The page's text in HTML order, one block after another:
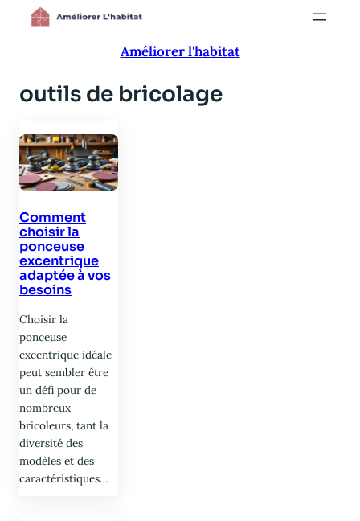
Aller
Améliorer l'habitat
outils de bricolage
Comment
choisir la
ponceuse
excentrique
adaptée à vos
besoins
Choisir la
ponceuse
excentrique idéale
peut sembler être
un défi pour de
nombreux
bricoleurs, tant la
diversité des
modèles et des
caractéristiques…